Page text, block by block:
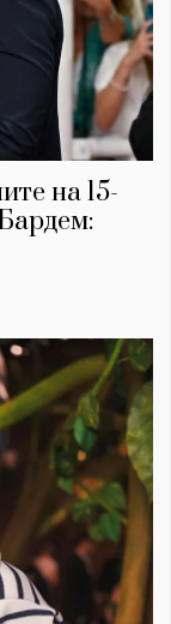
на 15-